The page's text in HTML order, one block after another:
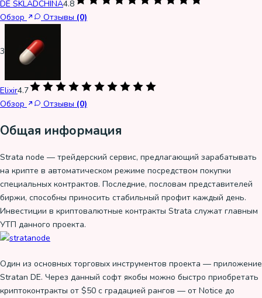
DÈ SKLADCHINA4.8
Обзор
Отзывы (0)
3
Elixir4.7
Обзор
Отзывы (0)
Общая информация
Strata node — трейдерский сервис, предлагающий зарабатывать
на крипте в автоматическом режиме посредством покупки
специальных контрактов. Последние, пословам представителей
биржи, способны приносить стабильный профит каждый день.
Инвестиции в криптовалютные контракты Strata служат главным
УТП данного проекта.
Один из основных торговых инструментов проекта — приложение
Stratan DE. Через данный софт якобы можно быстро приобретать
криптоконтракты от $50 с градацией рангов — от Notice до